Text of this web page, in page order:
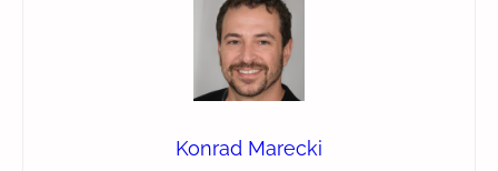
Konrad Marecki